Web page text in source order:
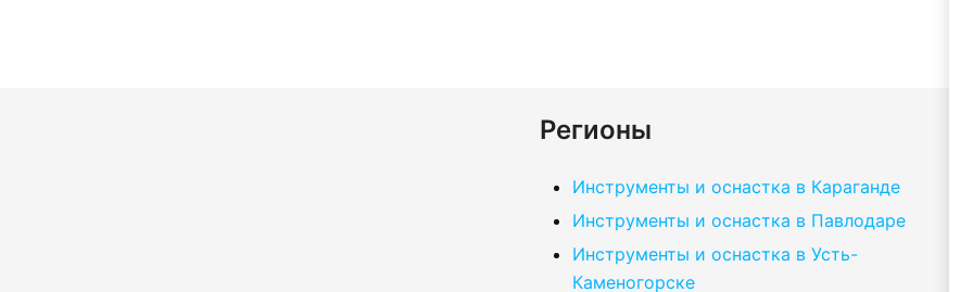
Регионы
Инструменты и оснастка в Караганде
Инструменты и оснастка в Павлодаре
Инструменты и оснастка в Усть-
Каменогорске